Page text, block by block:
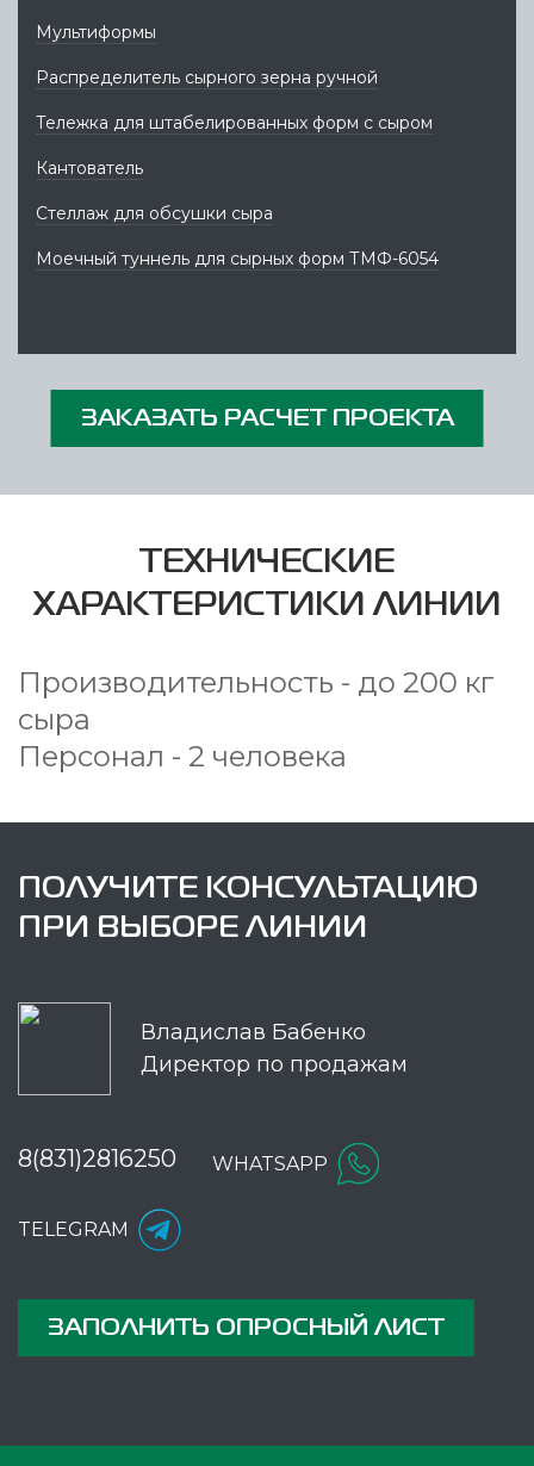
Мультиформы
Распределитель сырного зерна ручной
Тележка для штабелированных форм с сыром
Кантователь
Стеллаж для обсушки сыра
Моечный туннель для сырных форм ТМФ-6054
ЗАКАЗАТЬ РАСЧЕТ ПРОЕКТА
ТЕХНИЧЕСКИЕ
ХАРАКТЕРИСТИКИ ЛИНИИ
Производительность - до 200 кг
сыра
Персонал - 2 человека
ПОЛУЧИТЕ КОНСУЛЬТАЦИЮ
ПРИ ВЫБОРЕ ЛИНИИ
Владислав Бабенко
Директор по продажам
8(831)2816250 WHATSAPP
TELEGRAM
ЗАПОЛНИТЬ ОПРОСНЫЙ ЛИСТ